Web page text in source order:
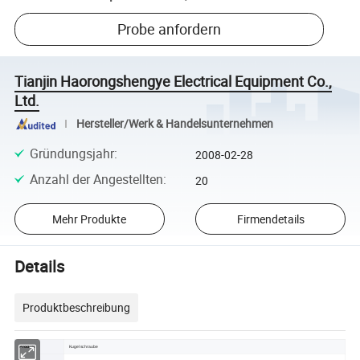
Probe anfordern
Tianjin Haorongshengye Electrical Equipment Co.,
Ltd.
Hersteller/Werk & Handelsunternehmen
Gründungsjahr: 2008-02-28
Anzahl der Angestellten: 20
Mehr Produkte Firmendetails
Details
Produktbeschreibung
Produkt Kugelschraube